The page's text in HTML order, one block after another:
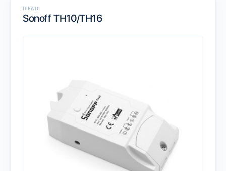
ITEAD
Sonoff TH10/TH16